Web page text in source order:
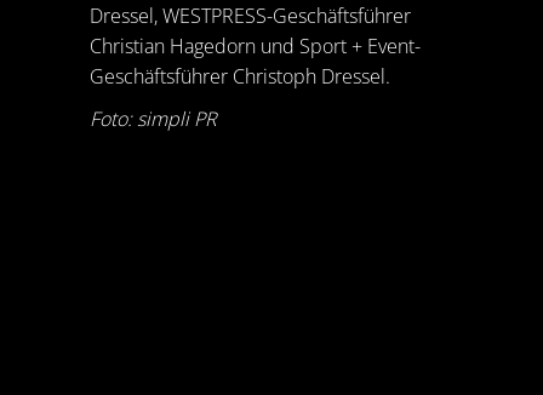
Dressel, WESTPRESS-Geschäftsführer
Christian Hagedorn und Sport + Event-
Geschäftsführer Christoph Dressel.
Foto: simpli PR